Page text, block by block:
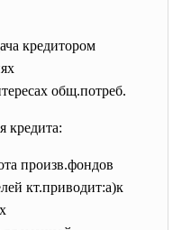
кредитором
общ.потреб.
кредита:
произв.фондов
кт.приводит:а)к